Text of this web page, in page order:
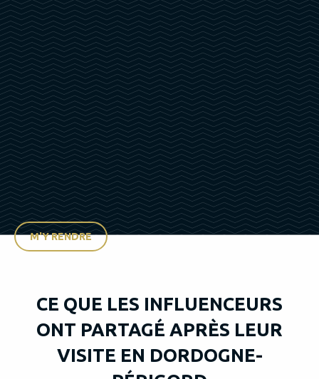
M'Y RENDRE
CE QUE LES INFLUENCEURS
ONT PARTAGÉ APRÈS LEUR
VISITE EN DORDOGNE-